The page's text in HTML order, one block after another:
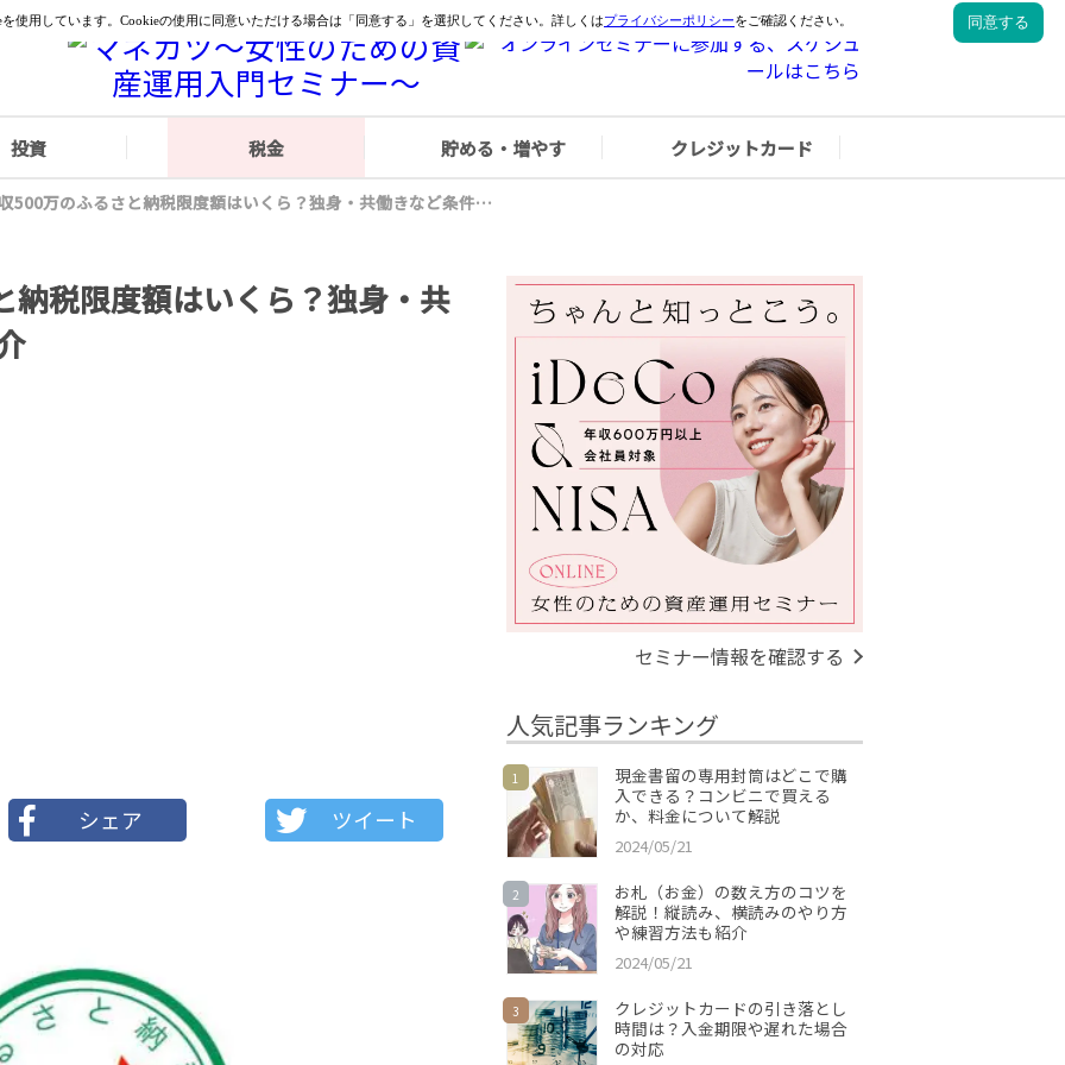
投資 税金 貯める・増やす クレジットカード
年収500万のふるさと納税限度額はいくら？独身・共働きなど条件別に紹介
納税限度額はいくら？独身・共
シェア ツイート
セミナー情報を確認する
人気記事ランキング
1
現金書留の専用封筒はどこで購
入できる？コンビニで買える
か、料金について解説
2024/05/21
2
お札（お金）の数え方のコツを
解説！縦読み、横読みのやり方
や練習方法も紹介
2024/05/21
3
クレジットカードの引き落とし
時間は？入金期限や遅れた場合
の対応